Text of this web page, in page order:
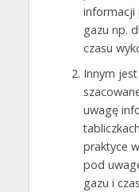
informacji
gazu np.
czasu
Innym
uwagę
praktyce
pod
gazu i